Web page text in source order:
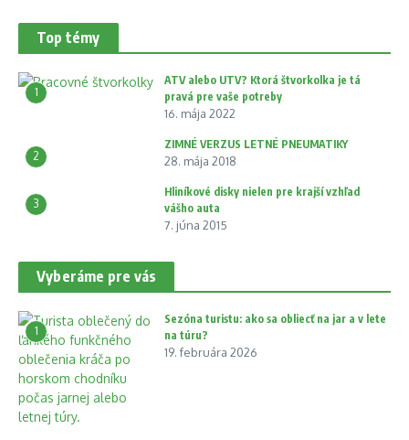
Top témy
1
ATV alebo UTV? Ktorá štvorkolka je tá
pravá pre vaše potreby
16. mája 2022
2
ZIMNÉ VERZUS LETNÉ PNEUMATIKY
28. mája 2018
3
Hliníkové disky nielen pre krajší vzhľad
vášho auta
7. júna 2015
Vyberáme pre vás
1
Sezóna turistu: ako sa obliecť na jar a v lete
na túru?
19. februára 2026